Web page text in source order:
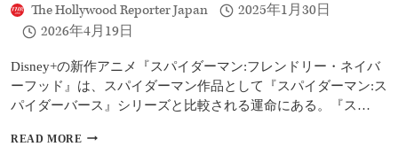
ウ
ィ
フ
ェ
レ
ル
リ
The Hollywood Reporter Japan
2025年1月30日
2026年4月19日
Disney+の新作アニメ『スパイダーマン:フレンドリー・ネイバ
ーフッド』は、スパイダーマン作品として『スパイダーマン:ス
パイダーバース』シリーズと比較される運命にある。『ス…
READ MORE ス